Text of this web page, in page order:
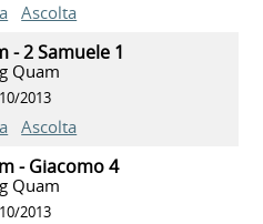
Ascolta
- 2 Samuele 1
Quam
2013
Ascolta
- Giacomo 4
Quam
2013